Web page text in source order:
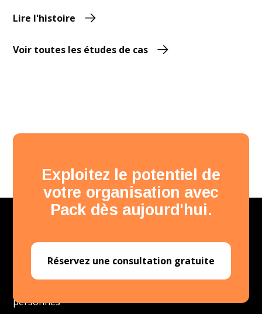
Lire l'histoire
Voir toutes les études de cas
Exploitez le potentiel de
votre organisation avec
Pack dès aujourd'hui.
Réservez une consultation gratuite
personnes